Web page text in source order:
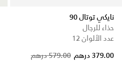
نايكي توتال 90
حذاء للرجال
عدد الألوان 12
Price reduced from
579.00 درهم to 379.00 درهم